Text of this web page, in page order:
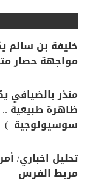
خليفة بن سالم
مواجهة حصار
منذر بالضيافي
ظاهرة طبيعية
سوسيولوجية )
تحليل اخباري/
مربط الفرس